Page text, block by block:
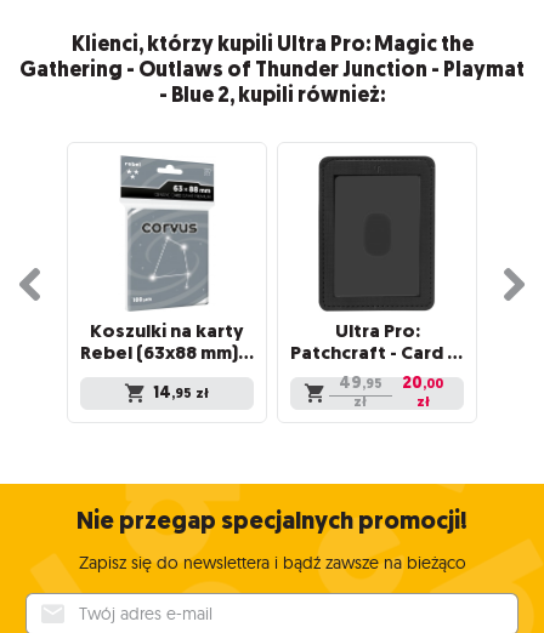
Klienci, którzy kupili Ultra Pro: Magic the
Gathering - Outlaws of Thunder Junction - Playmat
- Blue 2, kupili również:
Koszulki na karty
Rebel (63x88 mm) Corvus Premium, 100 sztuk
14,95 zł
Ultra Pro:
Patchcraft - Card Pocket - Black
49,95
zł
20,00
zł
Nie przegap specjalnych promocji!
Zapisz się do newslettera i bądź zawsze na bieżąco